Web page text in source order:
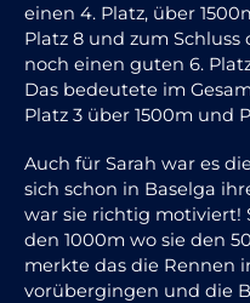
einen 4. Platz, über
Platz 8 und zum
noch einen guten 6.
Das bedeutete im
Platz 3 über 1500m und
Auch für Sarah war es
sich schon in Baselga
war sie richtig motiviert!
den 1000m wo sie den
merkte das die Rennen
vorübergingen und die